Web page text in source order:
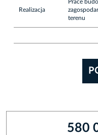
Realizacja
Prace
terenu
580